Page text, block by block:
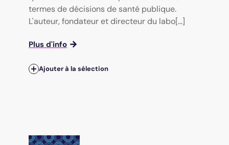
termes de décisions de santé publique.
L'auteur, fondateur et directeur du labo[...]
Plus d'info
Ajouter à la sélection